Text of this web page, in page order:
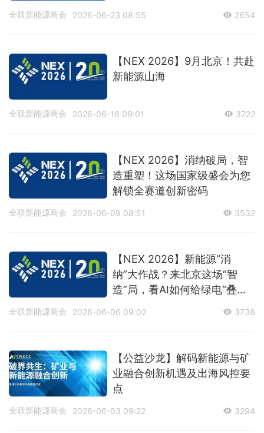
全联新能源商会 2026-06-23 08:55 2654
【NEX 2026】9月北京！共赴
新能源山海
全联新能源商会 2026-06-16 09:01 3722
【NEX 2026】消纳破局，智
造重塑！这场国家级盛会为您
解锁全赛道创新密码
全联新能源商会 2026-06-09 08:51 3532
【NEX 2026】新能源“消
纳”大作战？来北京这场“智
造”局，看AI如何给绿电“叠
全联新能源商会 2026-06-06 09:02 3738
【公益沙龙】解码新能源与矿
业融合创新机遇及出海风控要
点
全联新能源商会 2026-06-03 09:22 3294